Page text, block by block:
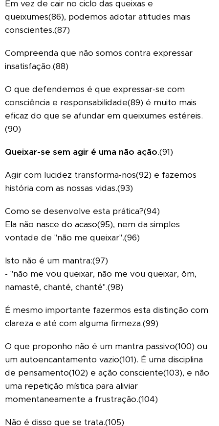
Em vez de cair no ciclo das queixas e
queixumes(86), podemos adotar atitudes mais
conscientes.(87)
Compreenda que não somos contra expressar
insatisfação.(88)
O que defendemos é que expressar-se com
consciência e responsabilidade(89) é muito mais
eficaz do que se afundar em queixumes estéreis.
(90)
Queixar-se sem agir é uma não ação.(91)
Agir com lucidez transforma-nos(92) e fazemos
história com as nossas vidas.(93)
Como se desenvolve esta prática?(94)
Ela não nasce do acaso(95), nem da simples
vontade de "não me queixar".(96)
Isto não é um mantra:(97)
- "não me vou queixar, não me vou queixar, ôm,
namastê, chanté, chanté".(98)
É mesmo importante fazermos esta distinção com
clareza e até com alguma firmeza.(99)
O que proponho não é um mantra passivo(100) ou
um autoencantamento vazio(101). É uma disciplina
de pensamento(102) e ação consciente(103), e não
uma repetição mística para aliviar
momentaneamente a frustração.(104)
Não é disso que se trata.(105)